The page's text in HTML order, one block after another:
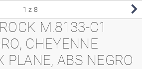
1 z 8
M.8133-C1
CHEYENNE
PLANE, ABS NEGRO